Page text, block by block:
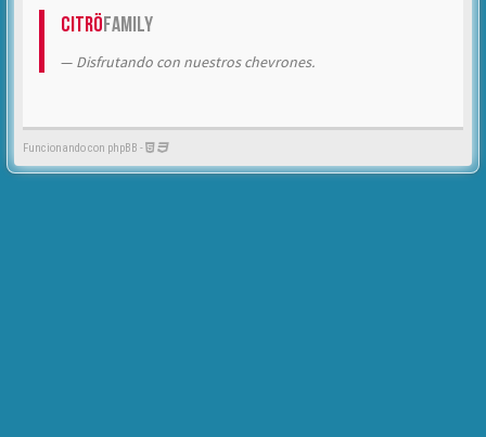
CitröFamily
Disfrutando con nuestros chevrones.
Funcionando con phpBB -